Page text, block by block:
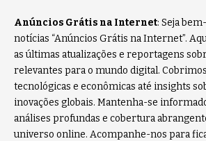
Anúncios Grátis na Internet: Seja
notícias “Anúncios Grátis na Internet”.
as últimas atualizações e reportagens
relevantes para o mundo digital.
tecnológicas e econômicas até insights
inovações globais. Mantenha-se
análises profundas e cobertura
universo online. Acompanhe-nos para